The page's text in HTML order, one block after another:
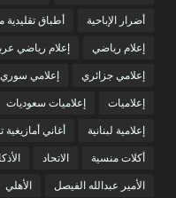
أضرار الإباحية أطباق تقليدية
إعلام رياضي إعلام رياضي
إعلامي جزائري إعلامي سوري
إعلاميات إعلاميات سعوديات
إعلامية لبنانية أغاني أمازيغية
أكلات منسية الاتحاد
الأمير عبدالله الفيصل الأهلي